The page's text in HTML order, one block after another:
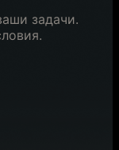
задачи.